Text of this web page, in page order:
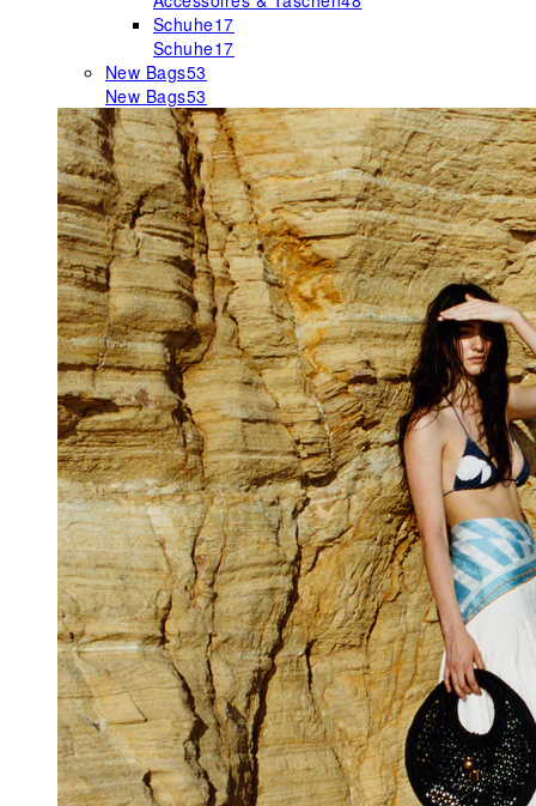
Schuhe17
Schuhe17
New Bags53
New Bags53